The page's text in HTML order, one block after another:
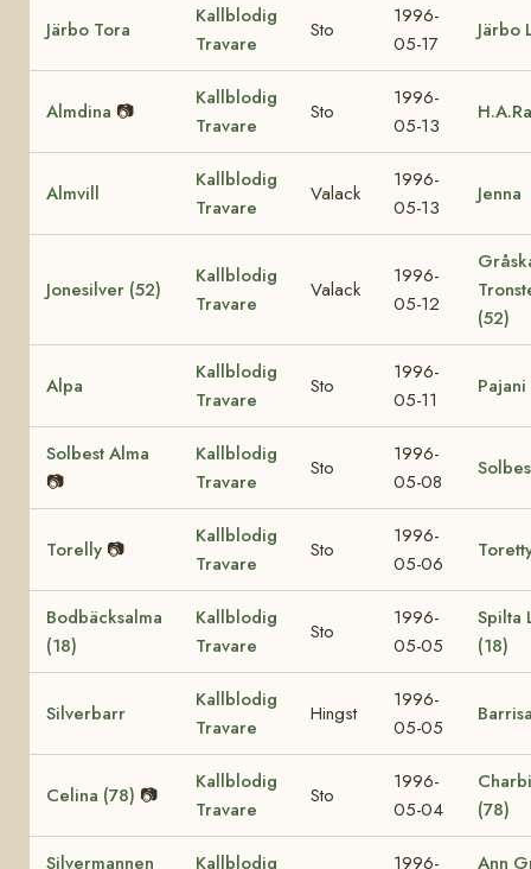
Järbo Tora
Kallblodig
Travare
Sto
1996-
05-17
Järbo
Almdina 📷
Kallblodig
Travare
Sto
1996-
05-13
Almvill
Kallblodig
Travare
Valack
1996-
05-13
Jenna
Jonesilver (52)
Kallblodig
Travare
Valack
1996-
05-12
(52)
Alpa
Kallblodig
Travare
Sto
1996-
05-11
Pajani
Solbest Alma
📷
Kallblodig
Travare
Sto
1996-
05-08
Torelly 📷
Kallblodig
Travare
Sto
1996-
05-06
Bodbäcksalma
(18)
Kallblodig
Travare
Sto
1996-
05-05
Spilta
(18)
Silverbarr
Kallblodig
Travare
Hingst
1996-
05-05
Celina (78) 📷
Kallblodig
Travare
Sto
1996-
05-04
(78)
Silvermannen Kallblodig 1996- Ann